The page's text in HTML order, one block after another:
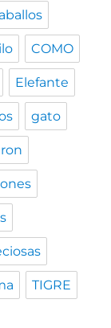
COMO
Elefante
gato
TIGRE